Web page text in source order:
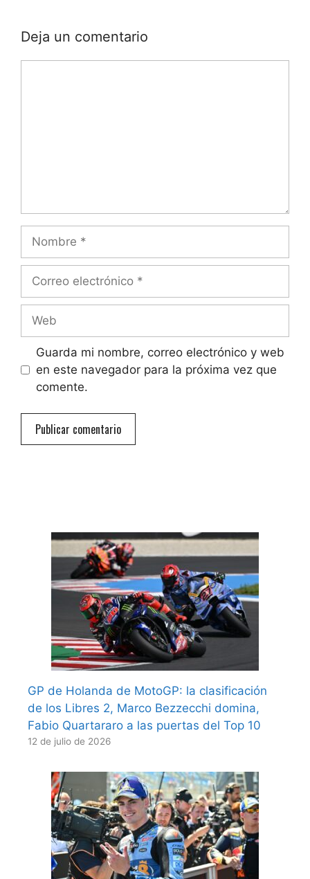
Deja un comentario
electrónico
Guarda mi nombre, correo electrónico y web
en este navegador para la próxima vez que
comente.
GP de Holanda de MotoGP: la clasificación
de los Libres 2, Marco Bezzecchi domina,
Fabio Quartararo a las puertas del Top 10
12 de julio de 2026